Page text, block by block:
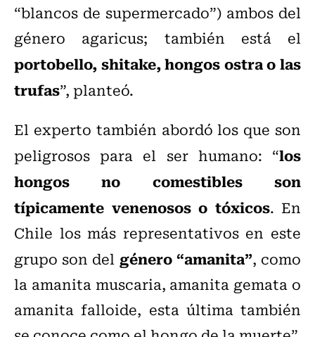
“blancos de supermercado”) ambos del
género agaricus; también está el
portobello, shitake, hongos ostra o las
trufas”, planteó.
El experto también abordó los que son
peligrosos para el ser humano: “los
hongos no comestibles son
típicamente venenosos o tóxicos. En
Chile los más representativos en este
grupo son del género “amanita”, como
la amanita muscaria, amanita gemata o
amanita falloide, esta última también